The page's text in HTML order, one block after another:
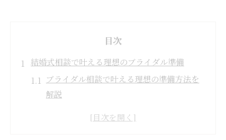
目次
結婚式相談で叶える理想のブライダル準備
ブライダル相談で叶える理想の準備方法を
解説